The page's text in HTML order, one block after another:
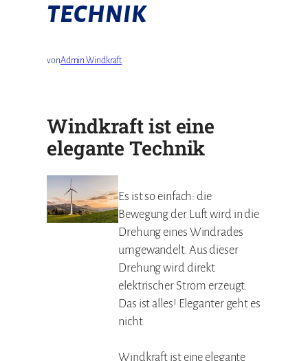
TECHNIK
vonAdmin Windkraft
Windkraft ist eine
elegante Technik
Es ist so einfach: die
Bewegung der Luft wird in die
Drehung eines Windrades
umgewandelt. Aus dieser
Drehung wird direkt
elektrischer Strom erzeugt.
Das ist alles! Eleganter geht es
nicht.
Windkraft ist eine elegante